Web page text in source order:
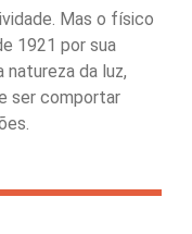
Mas o físico
1921 por sua
natureza da luz,
ser comportar